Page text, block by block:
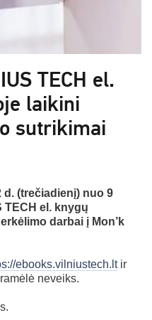
TECH el.
laikini
sutrikimai
d. (trečiadienį) nuo 9
TECH el. knygų
darbai į Mon’k
ebooks.vilniustech.ltir
neveiks.